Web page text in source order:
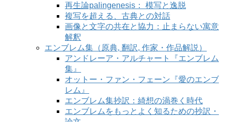
再生論palingenesis： 模写と逸脱
複写を超える、古典との対話
画像と文字の共在と協力：止まらない寓意
解釈
エンブレム集（原典, 翻訳, 作家・作品解説）
アンドレーア・アルチャート『エンブレム
集』
オットー・ファン・フェーン『愛のエンブ
レム』
エンブレム集抄訳：綺想の渦巻く時代
エンブレムをもっとよく知るための抄訳・